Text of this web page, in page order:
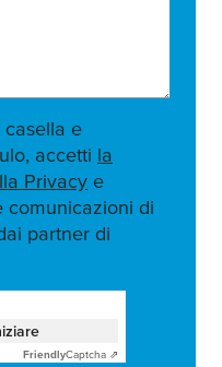
casella e
accetti la
Privacy e
comunicazioni di
partner di
FriendlyCaptcha ⇗